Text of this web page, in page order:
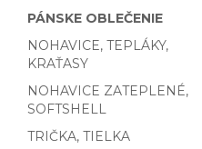
PÁNSKE OBLEČENIE
NOHAVICE, TEPLÁKY,
KRAŤASY
NOHAVICE ZATEPLENÉ,
SOFTSHELL
TRIČKA, TIELKA